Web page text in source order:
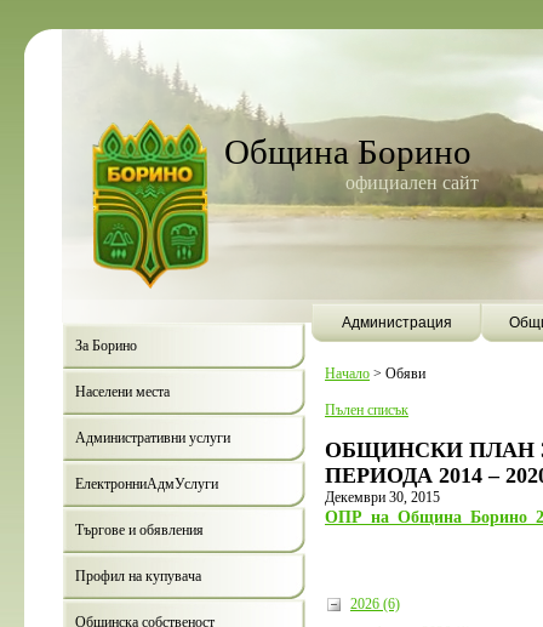
Община Борино
официален сайт
Администрация
За Борино
Населени места
Административни услуги
ЕлектронниАдмУслуги
Търгове и обявления
Профил на купувача
Общинска собственост
Начало > Обяви
Пълен списък
ОБЩИНСКИ ПЛАН
ПЕРИОДА 2014 –
Декември 30, 2015
2026 (6)